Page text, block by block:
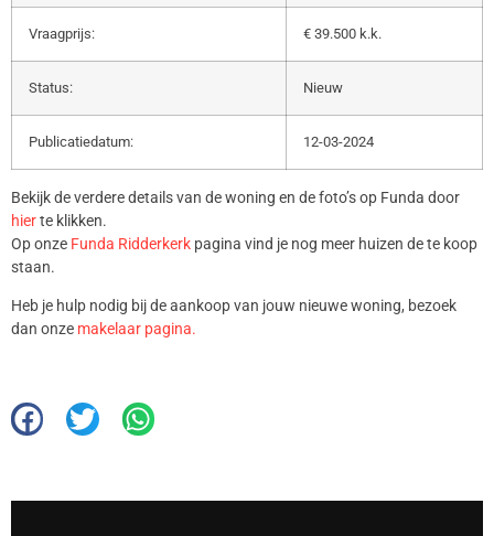
Vraagprijs: € 39.500 k.k.
Status: Nieuw
Publicatiedatum: 12-03-2024
Bekijk de verdere details van de woning en de foto’s op Funda door
hierte klikken.
Op onze Funda Ridderkerk pagina vind je nog meer huizen de te koop
staan.
Heb je hulp nodig bij de aankoop van jouw nieuwe woning, bezoek
dan onze makelaar pagina.